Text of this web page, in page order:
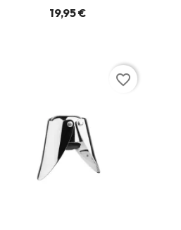
19,95 €
favorite_border